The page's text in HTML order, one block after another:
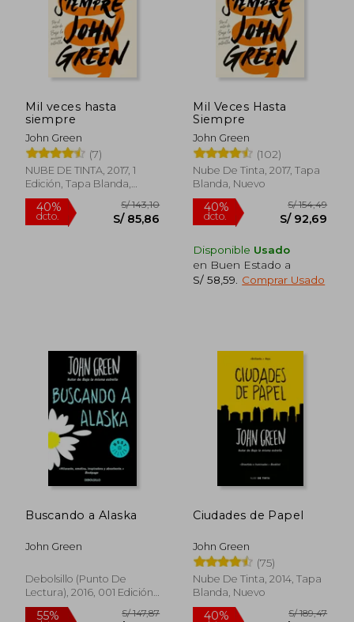
dcto.
Mil veces hasta
siempre
John Green
(7)
NUBE DE TINTA, 2017, 1
Edición, Tapa Blanda,
Nuevo
Mil Veces Hasta
Siempre
John Green
(102)
Nube De Tinta, 2017, Tapa
Blanda, Nuevo
Disponible Usado
en Buen Estado a
S/ 58,59
Comprar Usado
Buscando a Alaska
John Green
Debolsillo (Punto De
Lectura), 2016, 001 Edición,
Tapa Blanda, Nuevo
Ciudades de Papel
John Green
(75)
Nube De Tinta, 2014, Tapa
Blanda, Nuevo